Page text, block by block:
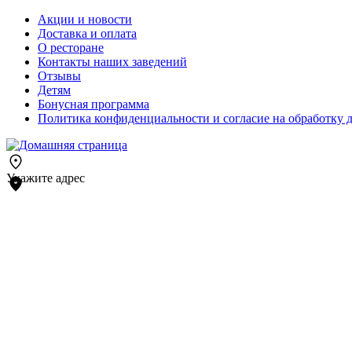
Акции и новости
Доставка и оплата
О ресторане
Контакты наших заведений
Отзывы
Детям
Бонусная программа
Политика конфиденциальности и согласие на обработку
Укажите адрес